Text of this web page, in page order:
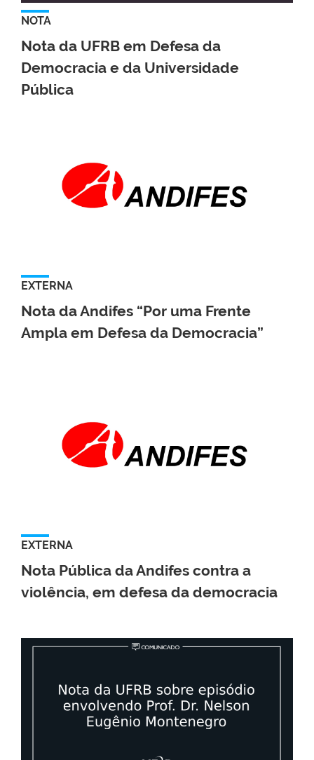
NOTA
Nota da UFRB em Defesa da
Democracia e da Universidade
Pública
EXTERNA
Nota da Andifes “Por uma Frente
Ampla em Defesa da Democracia”
EXTERNA
Nota Pública da Andifes contra a
violência, em defesa da democracia